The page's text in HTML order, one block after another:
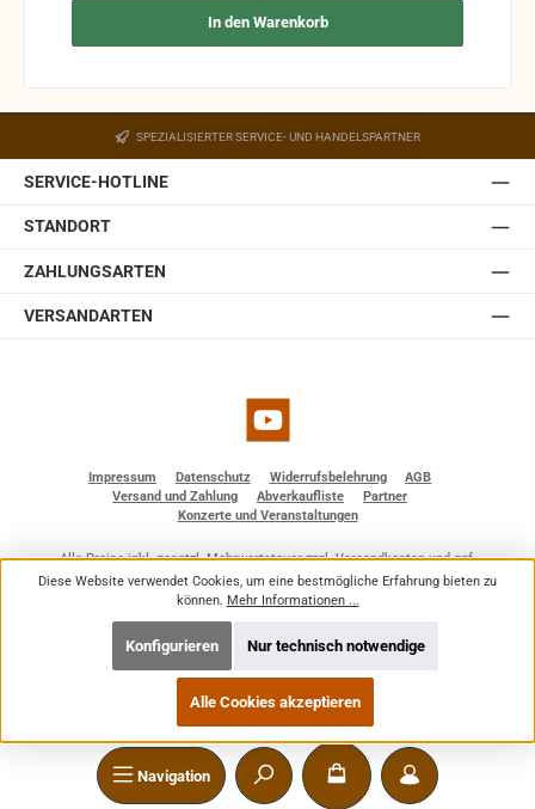
Navigation
In den Warenkorb
SPEZIALISIERTER SERVICE- UND HANDELSPARTNER
SERVICE-HOTLINE
STANDORT
ZAHLUNGSARTEN
VERSANDARTEN
YouTube
Impressum Datenschutz Widerrufsbelehrung
AGB
Versand und Zahlung
Abverkaufliste
Partner
Konzerte und Veranstaltungen
Alle Preise inkl. gesetzl. Mehrwertsteuer zzgl.Versandkostenund ggf.
Nachnahmegebühren, wenn nicht anders angegeben.
© 2026 BF - Dienstleistungen - Alle Rechte vorbehalten. Theme by
Diese Website verwendet Cookies, um eine bestmögliche Erfahrung bieten zu
können. Mehr Informationen ...
Nur technisch notwendige
Konfigurieren
Alle Cookies akzeptieren